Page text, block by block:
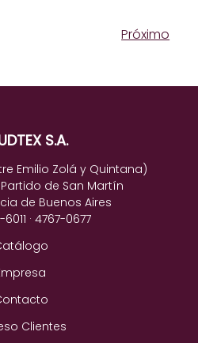
Próximo
S.A.
Emilio Zolá y Quintana)
Partido de San Martín
de Buenos Aires
· 4767-0677
Clientes